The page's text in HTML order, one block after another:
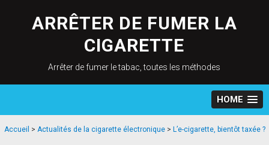
content
ARRÊTER DE FUMER LA
CIGARETTE
Arrêter de fumer le tabac, toutes les méthodes
HOME
Accueil > Actualités de la cigarette électronique > L’e-cigarette, bientôt taxée ?